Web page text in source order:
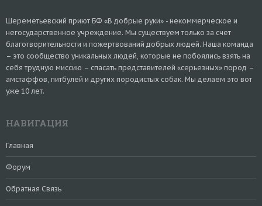
Шереметьевский приют БФ «В добрые руки» - некоммерческое и
негосударственное учреждение. Мы существуем только за счет
благотворительности и пожертвований добрых людей. Наша команда
– это сообщество уникальных людей, которые не побоялись взять на
себя трудную миссию – спасать представителей «серьезных» пород –
амстаффов, питбулей и других породистых собак. Мы делаем это вот
уже 10 лет.
НАВИГАЦИЯ
Главная
Форум
Обратная Связь